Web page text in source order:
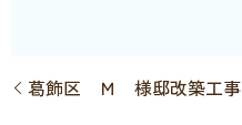
葛飾区 Ｍ 様邸改築工事